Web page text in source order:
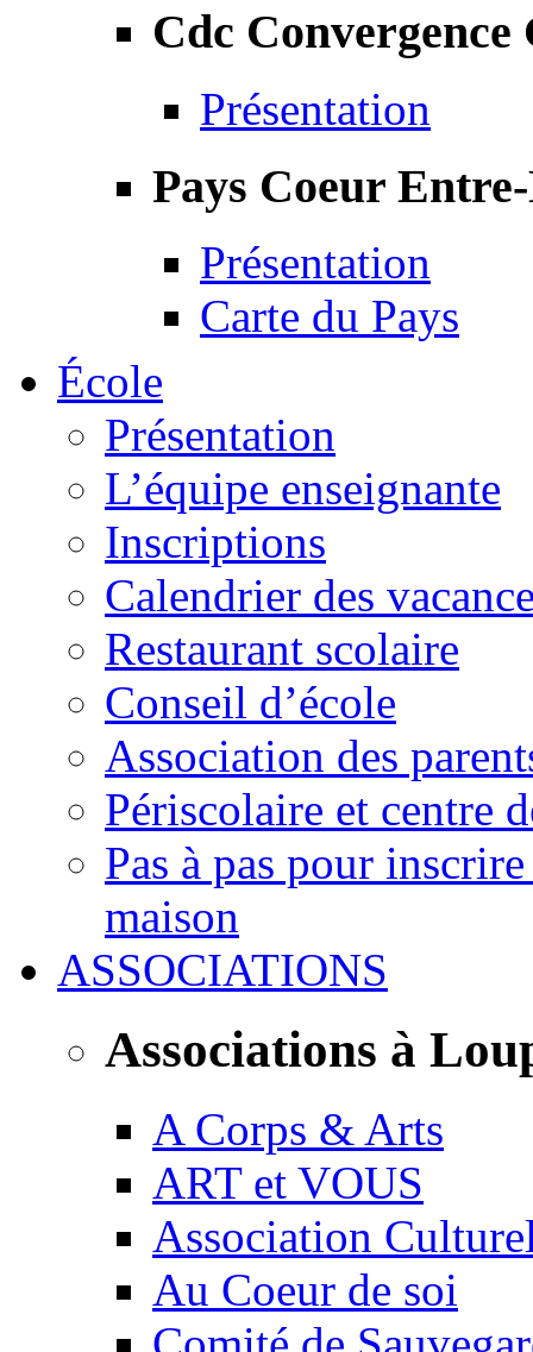
Cdc Convergence
Présentation
Pays Coeur
Présentation
Carte du Pays
École
Présentation
L’équipe enseignante
Inscriptions
Calendrier des
Restaurant scolaire
Conseil d’école
Association des
Périscolaire et centre
Pas à pas pour
maison
ASSOCIATIONS
Associations à
A Corps & Arts
ART et VOUS
Association
Au Coeur de soi